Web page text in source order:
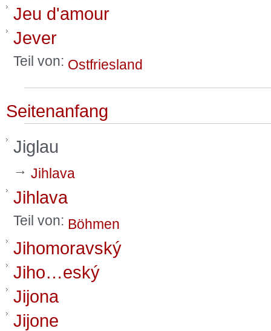
Jeu d'amour
Jever
Teil von: Ostfriesland
Seitenanfang
Jiglau
→ Jihlava
Jihlava
Teil von: Böhmen
Jihomoravský
Jiho…eský
Jijona
Jijone